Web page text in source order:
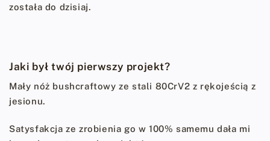
została do dzisiaj.
Jaki był twój pierwszy projekt?
Mały nóż bushcraftowy ze stali 80CrV2 z rękojeścią z
jesionu.
Satysfakcja ze zrobienia go w 100% samemu dała mi